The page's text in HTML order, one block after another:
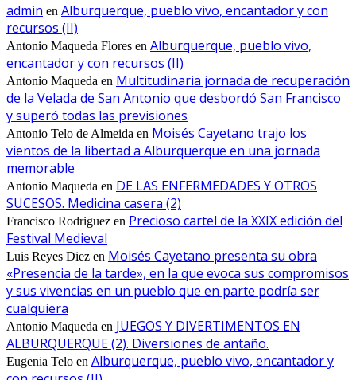
admin en Alburquerque, pueblo vivo, encantador y con
recursos (II)
Antonio Maqueda Flores en Alburquerque, pueblo vivo,
encantador y con recursos (II)
Antonio Maqueda en Multitudinaria jornada de recuperación
de la Velada de San Antonio que desbordó San Francisco
y superó todas las previsiones
Antonio Telo de Almeida en Moisés Cayetano trajo los
vientos de la libertad a Alburquerque en una jornada
memorable
Antonio Maqueda en DE LAS ENFERMEDADES Y OTROS
SUCESOS. Medicina casera (2)
Francisco Rodriguez en Precioso cartel de la XXIX edición del
Festival Medieval
Luis Reyes Diez en Moisés Cayetano presenta su obra
«Presencia de la tarde», en la que evoca sus compromisos
y sus vivencias en un pueblo que en parte podría ser
cualquiera
Antonio Maqueda en JUEGOS Y DIVERTIMENTOS EN
ALBURQUERQUE (2). Diversiones de antaño.
Eugenia Telo en Alburquerque, pueblo vivo, encantador y